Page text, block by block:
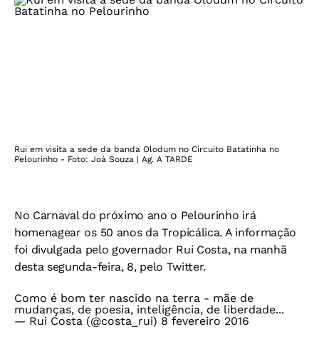
Rui em visita a sede da banda Olodum no Circuito Batatinha no
Pelourinho - Foto: Joá Souza | Ag. A TARDE
No Carnaval do próximo ano o Pelourinho irá
homenagear os 50 anos da Tropicálica. A informação
foi divulgada pelo governador Rui Costa, na manhã
desta segunda-feira, 8, pelo Twitter.
Como é bom ter nascido na terra - mãe de
mudanças, de poesia, inteligência, de liberdade...
— Rui Costa (@costa_rui) 8 fevereiro 2016